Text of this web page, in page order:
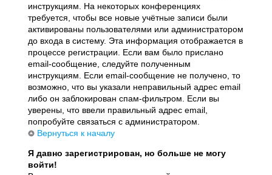
инструкциям. На некоторых конференциях
требуется, чтобы все новые учётные записи были
активированы пользователями или администратором
до входа в систему. Эта информация отображается в
процессе регистрации. Если вам было прислано
email-сообщение, следуйте полученным
инструкциям. Если email-сообщение не получено, то
возможно, что вы указали неправильный адрес email
либо он заблокирован спам-фильтром. Если вы
уверены, что ввели правильный адрес email,
попробуйте связаться с администратором.
Вернуться к началу
Я давно зарегистрирован, но больше не могу
войти!